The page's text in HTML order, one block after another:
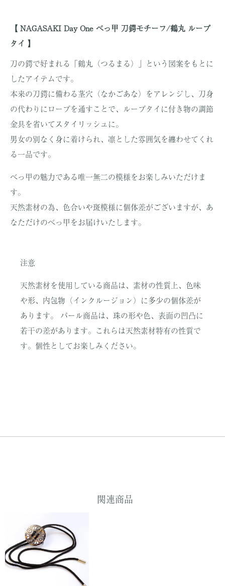
【 NAGASAKI Day One べっ甲 刀鍔モチーフ/鶴丸 ループ
タイ 】
刀の鍔で好まれる「鶴丸（つるまる）」という図案をもとに
したアイテムです。
本来の刀鍔に備わる茎穴（なかごあな）をアレンジし、刀身
の代わりにロープを通すことで、ループタイに付き物の調節
金具を省いてスタイリッシュに。
男女の別なく身に着けられ、凛とした雰囲気を纏わせてくれ
る一品です。
べっ甲の魅力である唯一無二の模様をお楽しみいただけま
す。
天然素材の為、色合いや斑模様に個体差がございますが、あ
なただけのべっ甲をお届けいたします。
注意
天然素材を使用している商品は、素材の性質上、色味
や形、内包物（インクルージョン）に多少の個体差が
あります。 パール商品は、珠の形や色、表面の凹凸に
若干の差があります。これらは天然素材特有の性質で
す。個性としてお楽しみください。
関連商品